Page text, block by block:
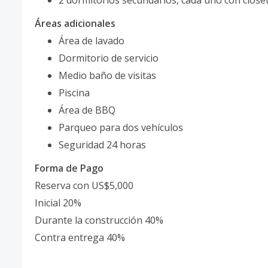
Áreas adicionales
Área de lavado
Dormitorio de servicio
Medio baño de visitas
Piscina
Área de BBQ
Parqueo para dos vehículos
Seguridad 24 horas
Forma de Pago
Reserva con US$5,000
Inicial 20%
Durante la construcción 40%
Contra entrega 40%